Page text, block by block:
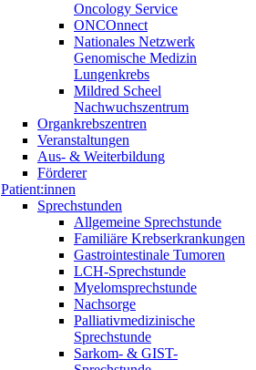
Oncology Service
ONCOnnect
Nationales Netzwerk
Genomische Medizin
Lungenkrebs
Mildred Scheel
Nachwuchszentrum
Organkrebszentren
Veranstaltungen
Aus- & Weiterbildung
Förderer
Patient:innen
Sprechstunden
Allgemeine Sprechstunde
Familiäre Krebserkrankungen
Gastrointestinale Tumoren
LCH-Sprechstunde
Myelomsprechstunde
Nachsorge
Palliativmedizinische
Sprechstunde
Sarkom- & GIST-